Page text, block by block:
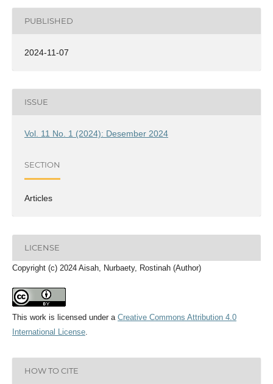
PUBLISHED
2024-11-07
ISSUE
Vol. 11 No. 1 (2024): Desember 2024
SECTION
Articles
LICENSE
Copyright (c) 2024 Aisah, Nurbaety, Rostinah (Author)
This work is licensed under a Creative Commons Attribution 4.0
International License.
HOW TO CITE